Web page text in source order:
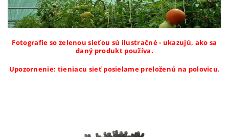
Fotografie so zelenou sieťou sú ilustračné - ukazujú, ako sa
daný produkt používa.
Upozornenie: tieniacu sieť posielame preloženú na polovicu.